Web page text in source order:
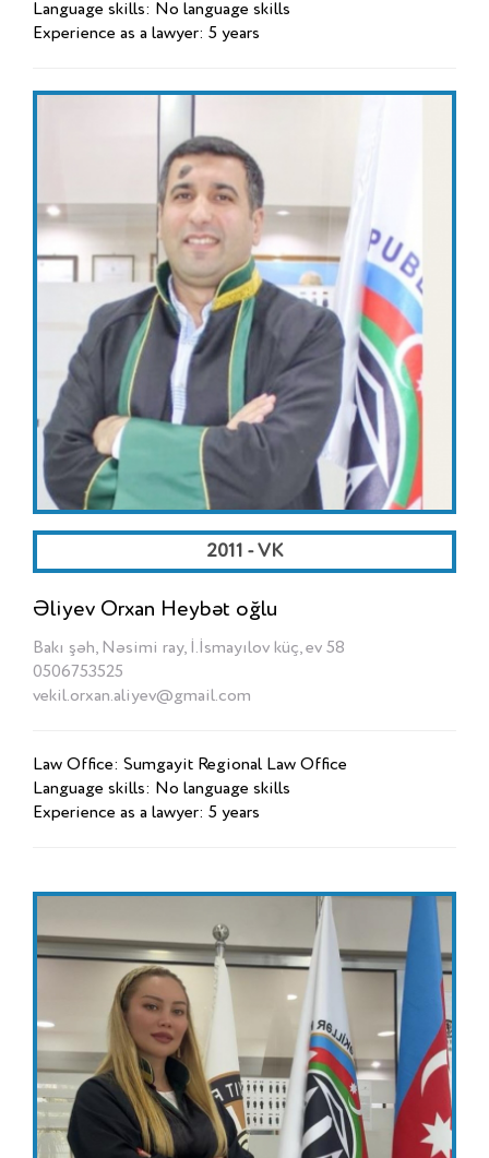
Language skills: No language skills
Experience as a lawyer: 5 years
2011 - VK
Əliyev Orxan Heybət oğlu
Bakı şəh, Nəsimi ray, İ.İsmayılov küç, ev 58
0506753525
vekil.orxan.aliyev@gmail.com
Law Office: Sumgayit Regional Law Office
Language skills: No language skills
Experience as a lawyer: 5 years